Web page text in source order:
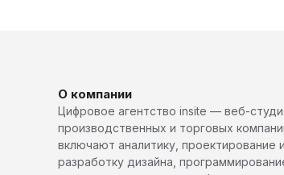
О компании
Цифровое агентство insite — веб-
производственных и торговых
включают аналитику, проектирование
разработку дизайна,